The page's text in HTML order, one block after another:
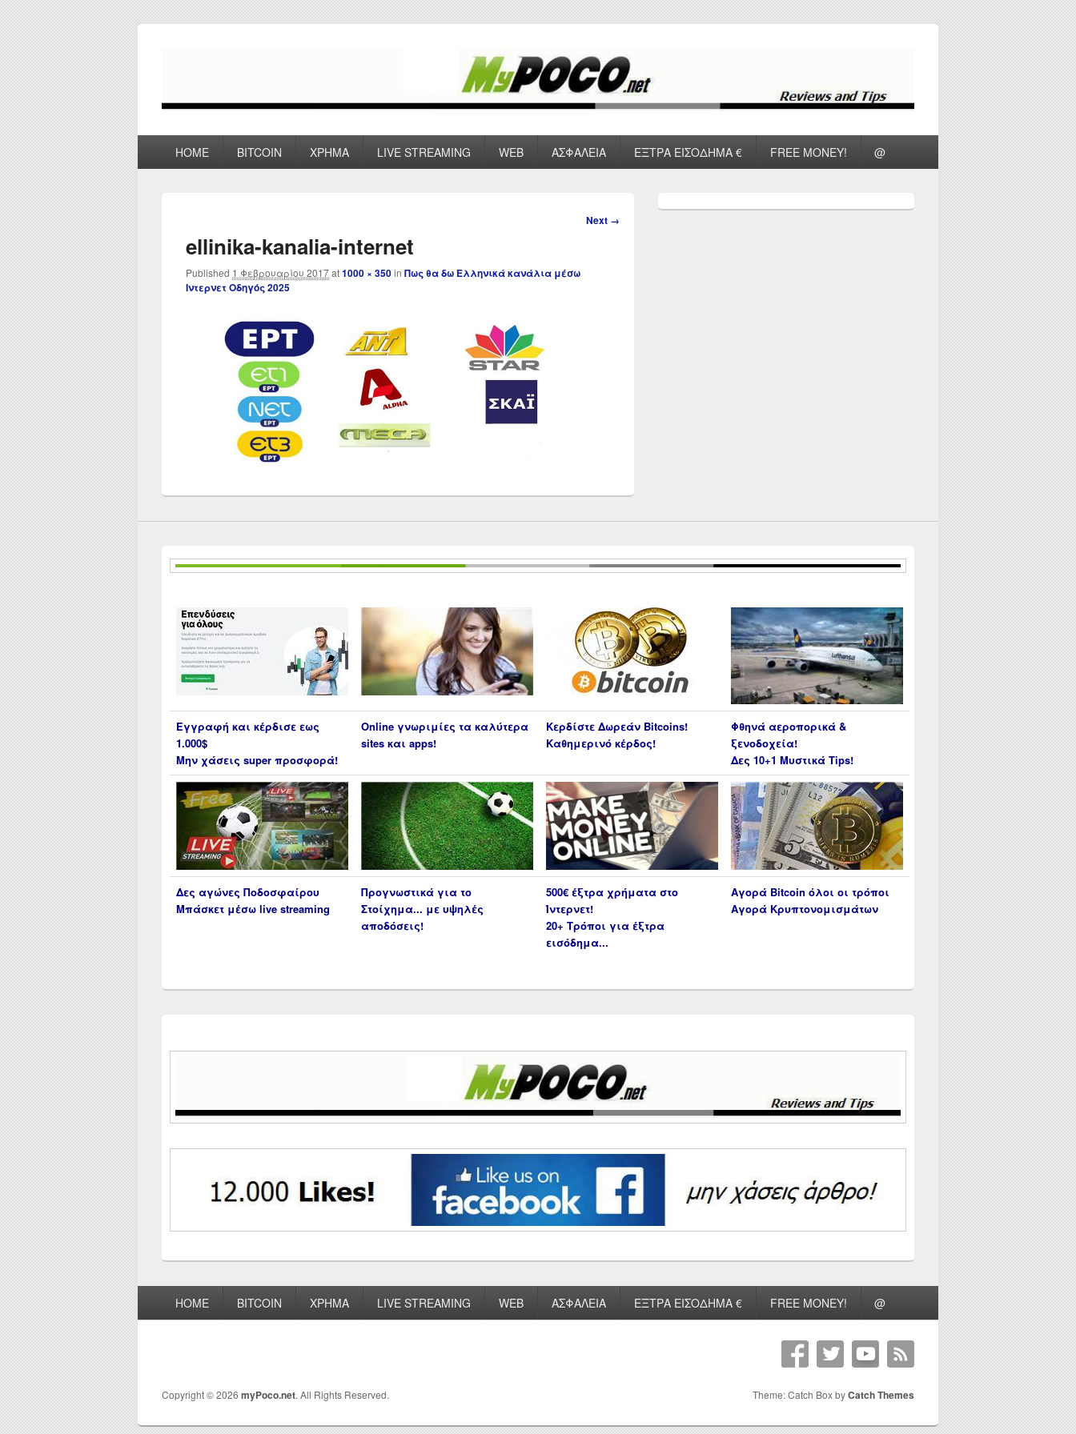
HOME BITCOIN ΧΡΗΜΑ LIVE STREAMING WEB ΑΣΦΑΛΕΙΑ ΕΞΤΡΑ ΕΙΣΟΔΗΜΑ € FREE MONEY! @
Image
Next →
ellinika-kanalia-internet
Published 1 Φεβρουαρίου 2017at1000 × 350in Πως θα δω Ελληνικά κανάλια μέσω
Ιντερνετ Οδηγός 2025
Sidebar
Εγγραφή και κέρδισε εως
1.000$
Μην χάσεις super προσφορά!
Online γνωριμίες τα καλύτερα
sites και apps!
Κερδίστε Δωρεάν Bitcoins!
Καθημερινό κέρδος!
Φθηνά αεροπορικά &
ξενοδοχεία!
Δες 10+1 Μυστικά Tips!
Δες αγώνες Ποδοσφαίρου
Μπάσκετ μέσω live streaming
Προγνωστικά για το
Στοίχημα... με υψηλές
αποδόσεις!
500€ έξτρα χρήματα στο
Ίντερνετ!
20+ Τρόποι για έξτρα
εισόδημα...
Αγορά Bitcoin όλοι οι τρόποι
Αγορά Κρυπτονομισμάτων
HOME BITCOIN ΧΡΗΜΑ LIVE STREAMING WEB ΑΣΦΑΛΕΙΑ ΕΞΤΡΑ ΕΙΣΟΔΗΜΑ € FREE MONEY! @
Copyright © 2026 myPoco.net. All Rights Reserved. Theme: Catch Box byCatch Themes